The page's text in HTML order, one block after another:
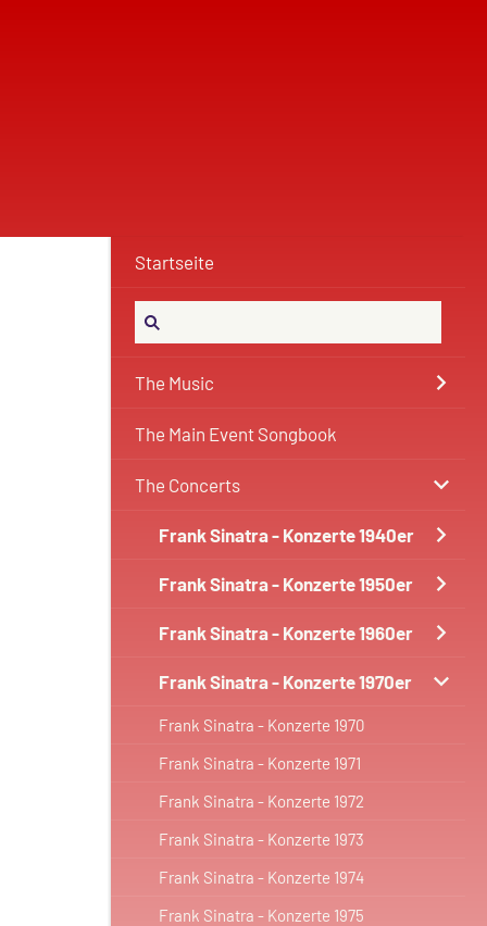
Startseite
The Music
The Main Event Songbook
The Concerts
Frank Sinatra - Konzerte 1940er
Frank Sinatra - Konzerte 1950er
Frank Sinatra - Konzerte 1960er
Frank Sinatra - Konzerte 1970er
Frank Sinatra - Konzerte 1970
Frank Sinatra - Konzerte 1971
Frank Sinatra - Konzerte 1972
Frank Sinatra - Konzerte 1973
Frank Sinatra - Konzerte 1974
Frank Sinatra - Konzerte 1975